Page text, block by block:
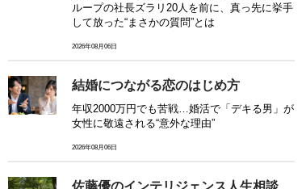
ループの社長ズラリ20人を前に、真っ先に挙手
して放った“まさかの質問”とは
2026年08月06日
結婚につながる恋のはじめ方
年収2000万円でも苦戦…婚活で「デキる男」が
女性に敬遠される“意外な理由”
2026年08月06日
佐藤優のインテリジェンス人生相談